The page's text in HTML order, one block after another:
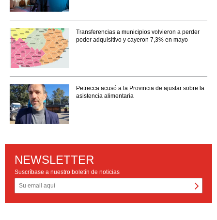
Transferencias a municipios volvieron a perder
poder adquisitivo y cayeron 7,3% en mayo
Petrecca acusó a la Provincia de ajustar sobre la
asistencia alimentaria
NEWSLETTER
Suscríbase a nuestro boletín de noticias